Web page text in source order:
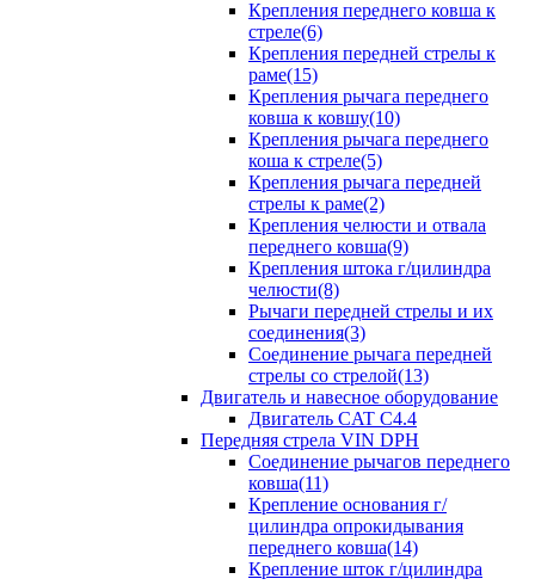
Крепления переднего ковша к
стреле(6)
Крепления передней стрелы к
раме(15)
Крепления рычага переднего
ковша к ковшу(10)
Крепления рычага переднего
коша к стреле(5)
Крепления рычага передней
стрелы к раме(2)
Крепления челюсти и отвала
переднего ковша(9)
Крепления штока г/цилиндра
челюсти(8)
Рычаги передней стрелы и их
соединения(3)
Соединение рычага передней
стрелы со стрелой(13)
Двигатель и навесное оборудование
Двигатель CAT C4.4
Передняя стрела VIN DPH
Cоединение рычагов переднего
ковша(11)
Крепление основания г/
цилиндра опрокидывания
переднего ковша(14)
Крепление шток г/цилиндра